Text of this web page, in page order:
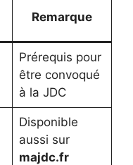
Remarque
Prérequis pour
être convoqué
à la JDC
Disponible
aussi sur
majdc.fr